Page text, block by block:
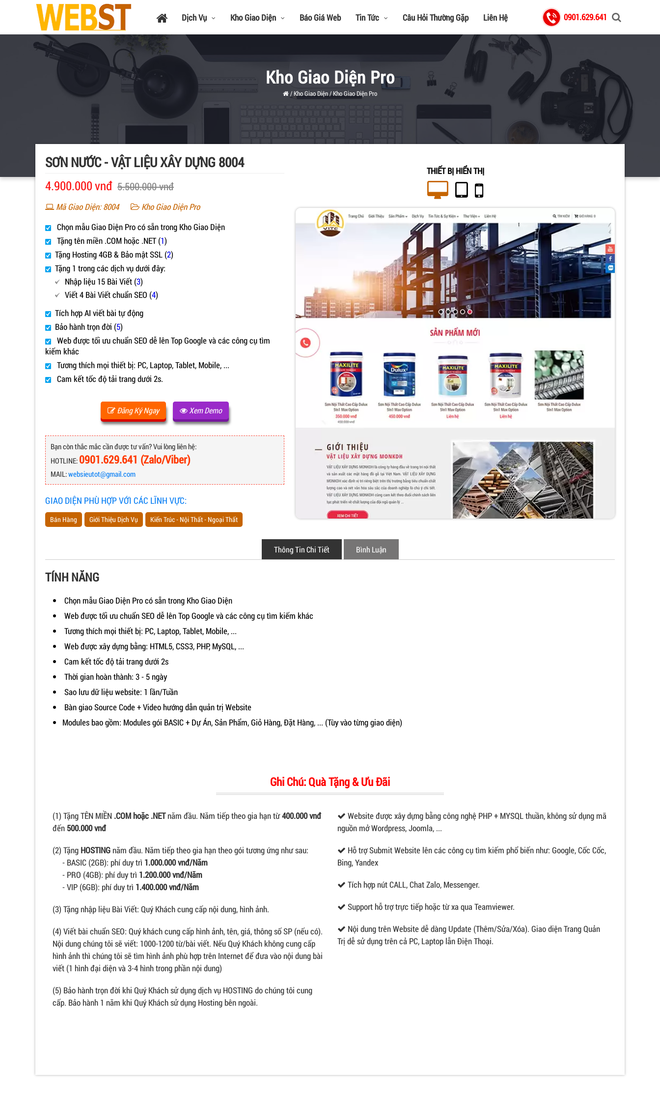
Dịch Vụ Kho Giao Diện Báo Giá Web Tin Tức Câu Hỏi Thường Gặp Liên Hệ 0901.629.641
Kho Giao Diện Pro
/ Kho Giao Diện/Kho Giao Diện Pro
THIẾT BỊ HIỂN THỊ
SƠN NƯỚC - VẬT LIỆU XÂY DỰNG 8004
4.900.000 vnđ 5.500.000 vnđ
Mã Giao Diện: 8004
Kho Giao Diện Pro
Chọn mẫu Giao Diện Pro có sẵn trong Kho Giao Diện
Tặng tên miền .COM hoặc .NET (1)
Tặng Hosting 4GB & Bảo mật SSL (2)
Tặng 1 trong các dịch vụ dưới đây:
Nhập liệu 15 Bài Viết (3)
Viết 4 Bài Viết chuẩn SEO (4)
Tích hợp AI viết bài tự động
Bảo hành trọn đời (5)
Web được tối ưu chuẩn SEO dễ lên Top Google và các công cụ tìm
kiếm khác
Tương thích mọi thiết bị: PC, Laptop, Tablet, Mobile, ...
Cam kết tốc độ tải trang dưới 2s.
Đăng Ký Ngay Xem Demo
Bạn còn thắc mắc cần được tư vấn? Vui lòng liên hệ:
HOTLINE: 0901.629.641 (Zalo/Viber)
MAIL:websieutot@gmail.com
GIAO DIỆN PHÙ HỢP VỚI CÁC LĨNH VỰC:
Bán Hàng Giới Thiệu Dịch Vụ Kiến Trúc - Nội Thất - Ngoại Thất
Thông Tin Chi Tiết Bình Luận
TÍNH NĂNG
Chọn mẫu Giao Diện Pro có sẵn trong Kho Giao Diện
Web được tối ưu chuẩn SEO dễ lên Top Google và các công cụ tìm kiếm khác
Tương thích mọi thiết bị: PC, Laptop, Tablet, Mobile, ...
Web được xây dựng bằng: HTML5, CSS3, PHP, MySQL, ...
Cam kết tốc độ tải trang dưới 2s
Thời gian hoàn thành: 3 - 5 ngày
Sao lưu dữ liệu website: 1 lần/Tuần
Bàn giao Source Code + Video hướng dẫn quản trị Website
Modules bao gồm: Modules gói BASIC + Dự Án, Sản Phẩm, Giỏ Hàng, Đặt Hàng, ... (Tùy vào từng giao diện)
Ghi Chú: Quà Tặng & Ưu Đãi
(1) Tặng TÊN MIỀN .COM hoặc .NETnăm đầu. Năm tiếp theo gia hạn từ400.000 vnđ
đến 500.000 vnđ
(2) Tặng HOSTING năm đầu. Năm tiếp theo gia hạn theo gói tương ứng như sau:
- BASIC (2GB): phí duy trì 1.000.000 vnđ/Năm
- PRO (4GB): phí duy trì 1.200.000 vnđ/Năm
- VIP (6GB): phí duy trì 1.400.000 vnđ/Năm
(3) Tặng nhập liệu Bài Viết: Quý Khách cung cấp nội dung, hình ảnh.
(4) Viết bài chuẩn SEO: Quý khách cung cấp hình ảnh, tên, giá, thông số SP (nếu có).
Nội dung chúng tôi sẽ viết: 1000-1200 từ/bài viết. Nếu Quý Khách không cung cấp
hình ảnh thì chúng tôi sẽ tìm hình ảnh phù hợp trên Internet để đưa vào nội dung bài
viết (1 hình đại diện và 3-4 hình trong phần nội dung)
(5) Bảo hành trọn đời khi Quý Khách sử dụng dịch vụ HOSTING do chúng tôi cung
cấp. Bảo hành 1 năm khi Quý Khách sử dụng Hosting bên ngoài.
Website được xây dựng bằng công nghệ PHP + MYSQL thuần, không sử dụng mã
nguồn mở Wordpress, Joomla, ...
Hỗ trợ Submit Website lên các công cụ tìm kiếm phổ biến như: Google, Cốc Cốc,
Bing, Yandex
Tích hợp nút CALL, Chat Zalo, Messenger.
Support hỗ trợ trực tiếp hoặc từ xa qua Teamviewer.
Nội dung trên Website dễ dàng Update (Thêm/Sửa/Xóa). Giao diện Trang Quản
Trị dễ sử dụng trên cả PC, Laptop lẫn Điện Thoại.